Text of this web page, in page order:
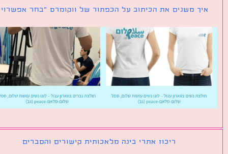
משנים את הכיתוב על הכפתור של ווקומרס ״בחר אפשרויות״
ריכוז אתרי בינה מלאכותית קישורים והסברים